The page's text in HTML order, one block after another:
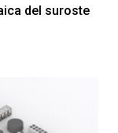
del suroste